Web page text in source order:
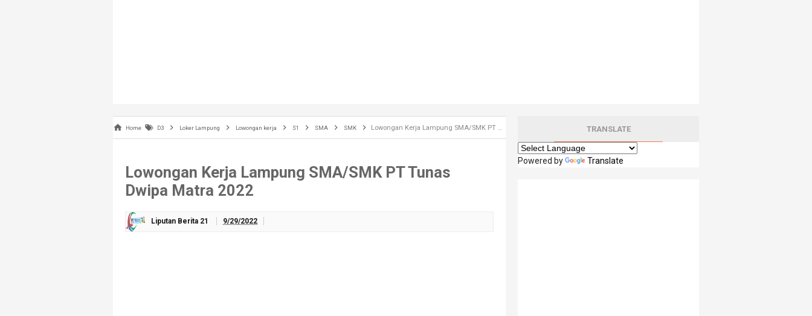
Home D3 Loker Lampung Lowongan kerja S1 SMA SMK Lowongan Kerja Lampung SMA/SMK PT Tunas Dwipa Matra 2022
Lowongan Kerja Lampung SMA/SMK PT Tunas
Dwipa Matra 2022
Liputan Berita 21 9/29/2022
TRANSLATE
Powered by Translate